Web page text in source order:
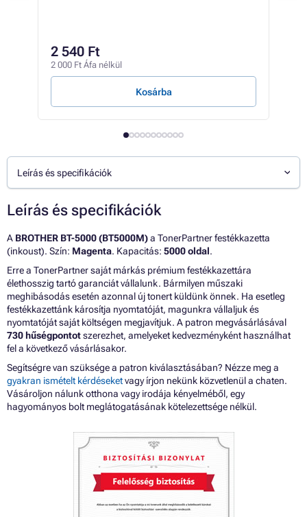
2 540 Ft
2 000 Ft Áfa nélkül
Kosárba
Leírás és specifikációk
Leírás és specifikációk
A BROTHER BT-5000 (BT5000M)a TonerPartner festékkazetta
(inkoust). Szín: Magenta. Kapacitás: 5000 oldal.
Erre a TonerPartner saját márkás prémium festékkazettára
élethosszig tartó garanciát vállalunk. Bármilyen műszaki
meghibásodás esetén azonnal új tonert küldünk önnek. Ha esetleg
festékkazettánk károsítja nyomtatóját, magunkra vállaljuk és
nyomtatóját saját költségen megjavítjuk. A patron megvásárlásával
730 hűségpontotszerezhet, amelyeket kedvezményként használhat
fel a következő vásárlásakor.
Segítségre van szüksége a patron kiválasztásában? Nézze meg a
gyakran ismételt kérdéseketvagy írjon nekünk közvetlenül a chaten.
Vásároljon nálunk otthona vagy irodája kényelméből, egy
hagyományos bolt meglátogatásának kötelezettsége nélkül.